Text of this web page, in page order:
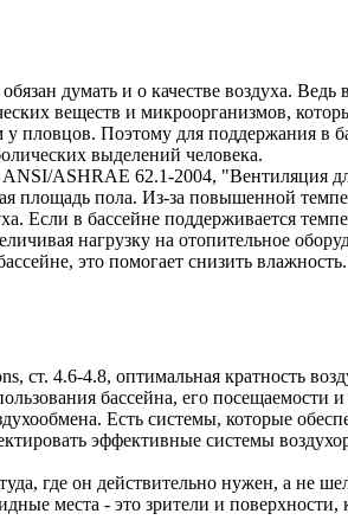
думать и о качестве воздуха.
веществ и микроорганизмов,
пловцов. Поэтому для поддержания
выделений человека.
ASHRAE 62.1-2004, "Вентиляция
пола. Из-за повышенной
Если в бассейне поддерживается
нагрузку на отопительное
это помогает снизить
4.6-4.8, оптимальная кратность
бассейна, его
Есть системы, которые
эффективные системы
где он действительно нужен, а не
места - это зрители и